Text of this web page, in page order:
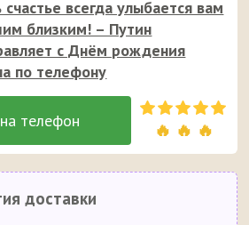
счастье всегда улыбается вам
близким! – Путин
с Днём рождения
по телефону
🔥 🔥 🔥
доставки